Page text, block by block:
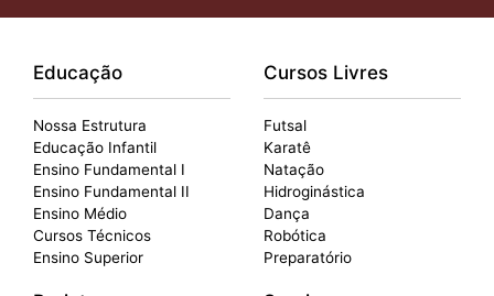
Educação
Nossa Estrutura
Educação Infantil
Ensino Fundamental I
Ensino Fundamental II
Ensino Médio
Cursos Técnicos
Ensino Superior
Cursos Livres
Futsal
Karatê
Natação
Hidroginástica
Dança
Robótica
Preparatório